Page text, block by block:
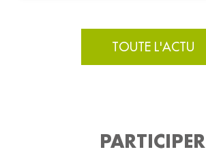
TOUTE L'ACTU
PARTICIPER